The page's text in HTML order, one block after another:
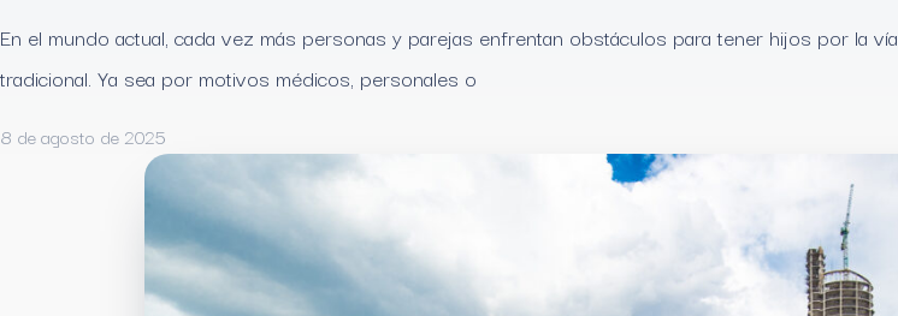
En el mundo actual, cada vez más personas y parejas enfrentan obstáculos para tener hijos por la vía
tradicional. Ya sea por motivos médicos, personales o
8 de agosto de 2025